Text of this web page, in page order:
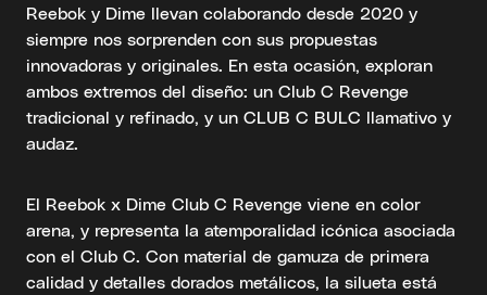
Reebok y Dime llevan colaborando desde 2020 y
siempre nos sorprenden con sus propuestas
innovadoras y originales. En esta ocasión, exploran
ambos extremos del diseño: un Club C Revenge
tradicional y refinado, y un CLUB C BULC llamativo y
audaz.
El Reebok x Dime Club C Revenge viene en color
arena, y representa la atemporalidad icónica asociada
con el Club C. Con material de gamuza de primera
calidad y detalles dorados metálicos, la silueta está